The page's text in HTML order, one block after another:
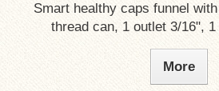
Smart healthy caps funnel
thread can, 1 outlet 3/16",
More